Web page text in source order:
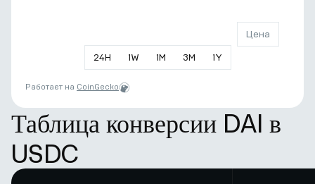
24H 1W 1M 3M 1Y
Цена
Работает на CoinGecko
Таблица конверсии DAI в
USDC